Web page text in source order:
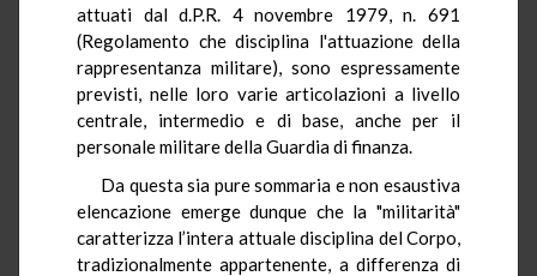
attuati dal d.P.R. 4 novembre 1979, n. 691
(Regolamento che disciplina l'attuazione della
rappresentanza militare), sono espressamente
previsti, nelle loro varie articolazioni a livello
centrale, intermedio e di base, anche per il
personale militare della Guardia di finanza.
Da questa sia pure sommaria e non esaustiva
elencazione emerge dunque che la "militarità"
caratterizza l’intera attuale disciplina del Corpo,
tradizionalmente appartenente, a differenza di